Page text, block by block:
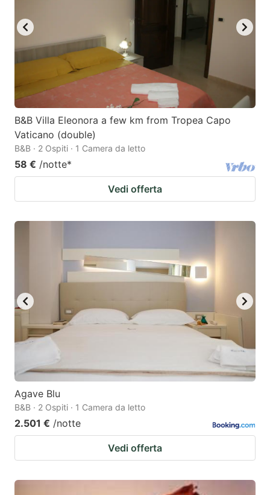
get
the
keyboard
shortcuts
for
changing
dates.
key
get
the
keyboard
shortcuts
for
B&B Villa Eleonora a few km from Tropea Capo
Vaticano (double)
B&B · 2 Ospiti · 1 Camera da letto
58 € /notte*
Vedi offerta
Agave Blu
B&B · 2 Ospiti · 1 Camera da letto
2.501 € /notte
Vedi offerta